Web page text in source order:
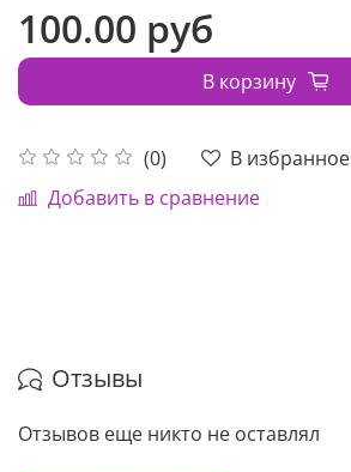
(0)
В избранное
Добавить в сравнение
100.00 руб
В корзину
Отзывы
Отзывов еще никто не оставлял